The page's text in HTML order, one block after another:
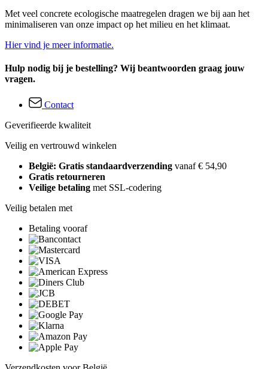
Met veel concrete ecologische maatregelen dragen we bij aan het
minimaliseren van onze impact op het milieu en het klimaat.
Hier vind je meer informatie.
Hulp nodig bij je bestelling? Wij beantwoorden graag jouw
vragen.
Contact
Geverifieerde kwaliteit
Veilig en vertrouwd winkelen
België: Gratis standaardverzending vanaf € 54,90
Gratis retourneren
Veilige betaling met SSL-codering
Veilig betalen met
Betaling vooraf